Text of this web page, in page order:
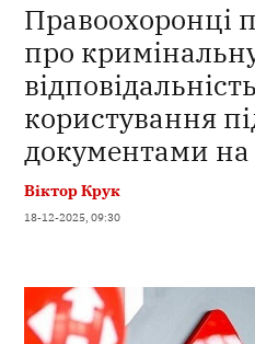
Правоохоронці
про
користування
документами на
Віктор Крук
18-12-2025, 09:30